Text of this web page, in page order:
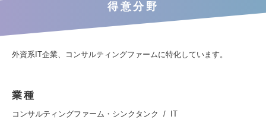
得意分野
外資系IT企業、コンサルティングファームに特化しています。
業種
コンサルティングファーム・シンクタンク IT